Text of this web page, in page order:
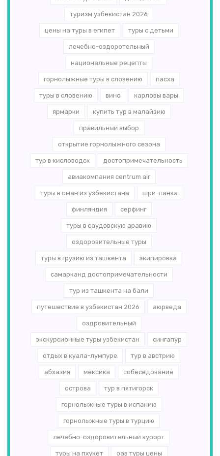
туризм узбекистан 2026
цены на туры в египет туры с детьми
лечебно-оздоротельный
национальные рецепты
горнолыжные туры в словению пасха
туры в словению вино карловы вары
ярмарки купить тур в малайзию
правильный выбор
открытие горнолыжного сезона
тур в кисловодск достопримечательность
авиакомпания centrum air
туры в оман из узбекистана шри-ланка
финляндия серфинг
туры в саудовскую аравию
оздоровительные туры
туры в грузию из ташкента экипировка
самарканд достопримечательности
тур из ташкента на бали
путешествие в узбекистан 2026 аюрведа
оздровительный
экскурсионные туры узбекистан сингапур
отдых в куала-лумпуре тур в австрию
абхазия мексика собеседование
острова тур в пятигорск
горнолыжные туры в испанию
горнолыжные туры в турцию
лечебно-оздоровительный курорт
туры на пхукет оаэ туры цены